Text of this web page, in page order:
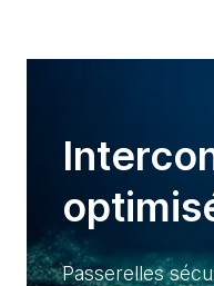
Passerelles